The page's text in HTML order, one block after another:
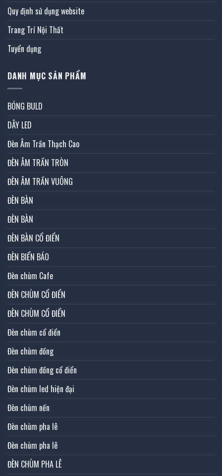
Quy định sử dụng website
Trang Trí Nội Thất
Tuyển dụng
DANH MỤC SẢN PHẨM
BÓNG BULD
DÂY LED
Đèn Âm Trần Thạch Cao
ĐÈN ÂM TRẦN TRÒN
ĐÈN ÂM TRẦN VUÔNG
ĐÈN BÀN
ĐÈN BÀN
ĐÈN BÀN CỔ ĐIỂN
ĐÈN BIỂN BÁO
Đèn chùm Cafe
ĐÈN CHÙM CỔ ĐIỂN
ĐÈN CHÙM CỔ ĐIỂN
Đèn chùm cổ điển
Đèn chùm đồng
Đèn chùm đồng cổ điển
Đèn chùm led hiện đại
Đèn chùm nến
Đèn chùm pha lê
Đèn chùm pha lê
ĐÈN CHÙM PHA LÊ